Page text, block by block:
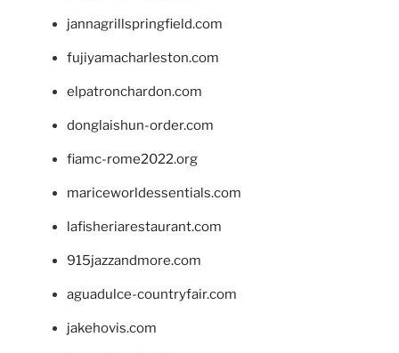
jannagrillspringfield.com
fujiyamacharleston.com
elpatronchardon.com
donglaishun-order.com
fiamc-rome2022.org
mariceworldessentials.com
lafisheriarestaurant.com
915jazzandmore.com
aguadulce-countryfair.com
jakehovis.com